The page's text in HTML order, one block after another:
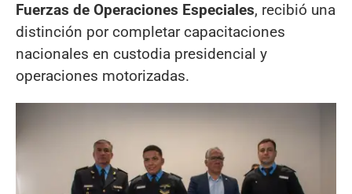
Fuerzas de Operaciones Especiales, recibió una
distinción por completar capacitaciones
nacionales en custodia presidencial y
operaciones motorizadas.